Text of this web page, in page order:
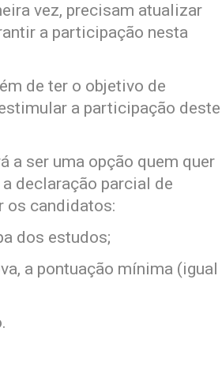
vez, precisam atualizar
a participação nesta
de ter o objetivo de
a participação deste
a ser uma opção quem quer
declaração parcial de
os candidatos:
dos estudos;
a pontuação mínima (igual